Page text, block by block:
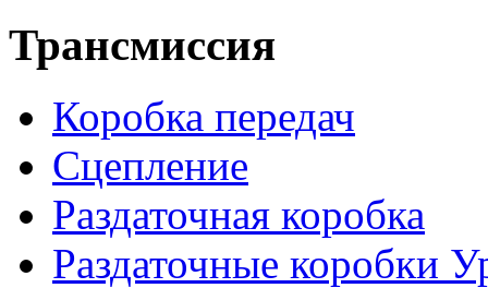
Трансмиссия
Коробка передач
Сцепление
Раздаточная коробка
Раздаточные коробки